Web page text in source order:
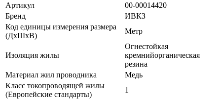
Артикул
00-00014420
Бренд
ИВКЗ
Код единицы измерения размера
(ДхШхВ)
Метр
Изоляция жилы
Огнестойкая
кремнийорганическая
резина
Материал жил проводника
Медь
Класс токопроводящей жилы
(Европейские стандарты)
1